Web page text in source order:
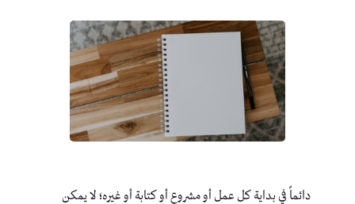
دائماً في بداية كل عمل أو مشروع أو كتابة أو غيره؛ لا يمكن